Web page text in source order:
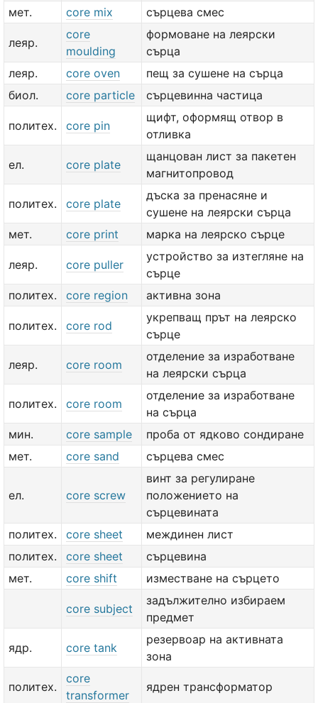
мет.
core mix сърцева смес
леяр.
core
moulding
формоване на леярски
сърца
леяр.
core oven
пещ за сушене на сърца
биол.
core particle сърцевинна частица
политех. core pin
щифт, оформящ отвор в
отливка
ел. core plate
щанцован лист за пакетен
магнитопровод
политех. core plate
дъска за пренасяне и
сушене на леярски сърца
мет.
core print марка на леярско сърце
леяр. core puller
устройство за изтегляне на
сърце
политех.
core region активна зона
политех. core rod
укрепващ прът на леярско
сърце
леяр. core room
отделение за изработване
на леярски сърца
политех. core room
отделение за изработване
на сърца
мин.
core sample
проба от ядково сондиране
мет.
core sand сърцева смес
ел. core screw
винт за регулиране
положението на
сърцевината
политех.
core sheet
междинен лист
политех.
core sheet
сърцевина
мет.
core shift изместване на сърцето
core subject
задължително избираем
предмет
ядр. core tank
резервоар на активната
зона
политех.
core
transformer
ядрен трансформатор